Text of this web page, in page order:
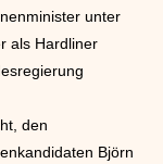
unter
als Hardliner
den
Björn